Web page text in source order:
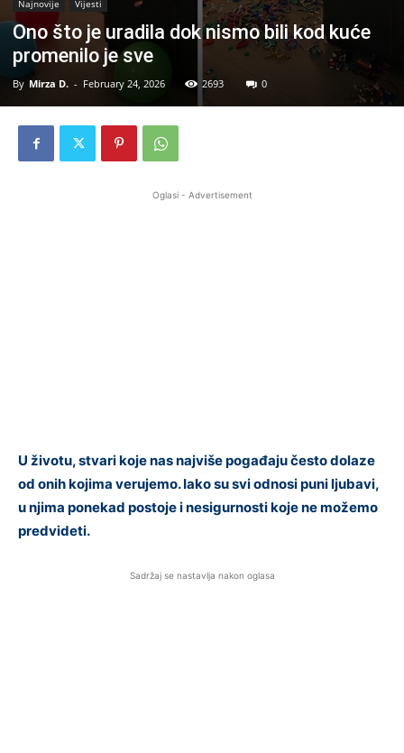
Najnovije Vijesti
Ono što je uradila dok nismo bili kod kuće
promenilo je sve
By Mirza D. - February 24, 2026 2693 0
Oglasi - Advertisement
U životu, stvari koje nas najviše pogađaju često dolaze
od onih kojima verujemo. Iako su svi odnosi puni ljubavi,
u njima ponekad postoje i nesigurnosti koje ne možemo
predvideti.
Sadržaj se nastavlja nakon oglasa